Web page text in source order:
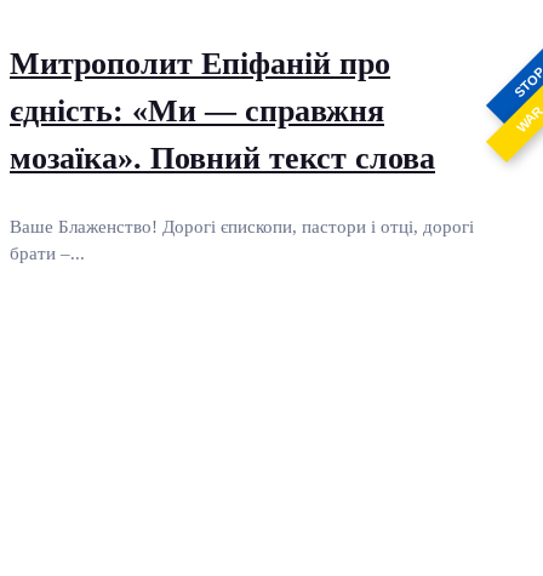
Митрополит Епіфаній про
єдність: «Ми — справжня
мозаїка». Повний текст слова
Ваше Блаженство! Дорогі єпископи, пастори і отці, дорогі
брати –...